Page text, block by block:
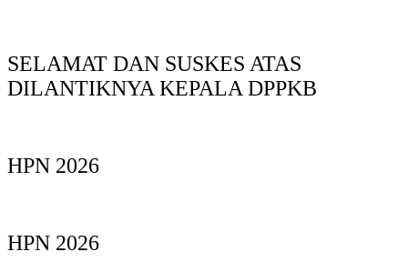
SELAMAT DAN SUSKES ATAS
DILANTIKNYA KEPALA DPPKB
HPN 2026
HPN 2026